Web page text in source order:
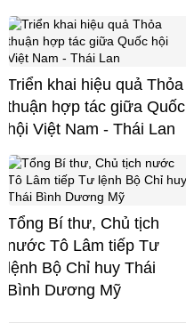
Triển khai hiệu quả Thỏa
thuận hợp tác giữa Quốc
hội Việt Nam - Thái Lan
Tổng Bí thư, Chủ tịch
nước Tô Lâm tiếp Tư
lệnh Bộ Chỉ huy Thái
Bình Dương Mỹ